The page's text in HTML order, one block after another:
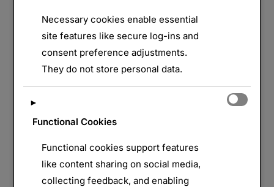
le
Aucun commentaire
De 1914 à 1915, Badonviller est prise à trois
reprises par les Allemands, qui seront à chaque
fois repoussés. Face à ces échecs, les forces
allemandes bombarderont presque
quotidiennement la cité.L’église porte encore
fin de la guerre, seuls les murs extérieurs
subsistaient, à l’exception de la deuxième colonne
Necessary cookies enable essential
site features like secure log-ins and
consent preference adjustments.
They do not store personal data.
►
Functional Cookies
Functional cookies support features
like content sharing on social media,
collecting feedback, and enabling